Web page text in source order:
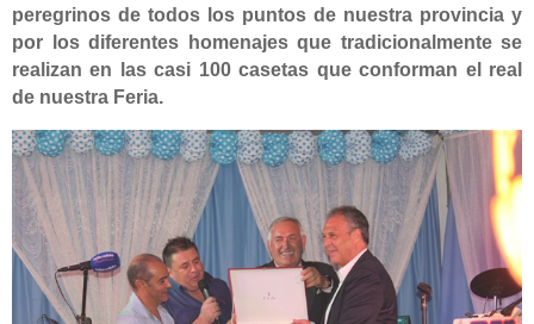
peregrinos de todos los puntos de nuestra provincia y
por los diferentes homenajes que tradicionalmente se
realizan en las casi 100 casetas que conforman el real
de nuestra Feria.